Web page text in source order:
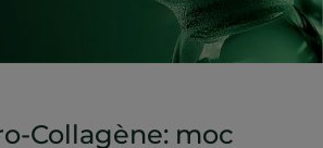
Collagène: moc